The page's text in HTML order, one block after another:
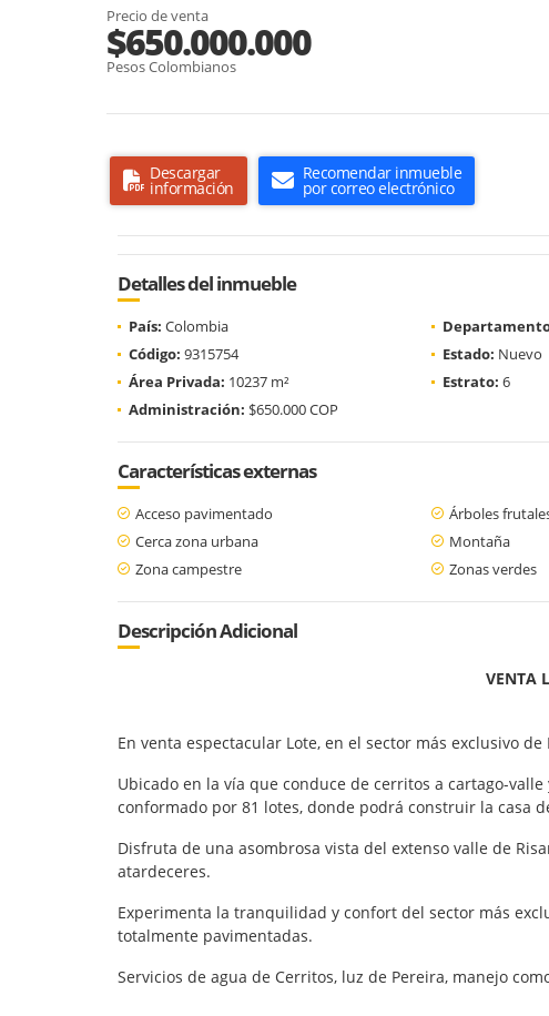
Precio de venta
$650.000.000
Pesos Colombianos
Descargar
información
Recomendar inmueble
por correo electrónico
Detalles del inmueble
País: Colombia
Código: 9315754 Estado: Nuevo
Área Privada: 10237 m² Estrato: 6
Administración: $650.000 COP
Características externas
Acceso pavimentado Árboles
Cerca zona urbana
Montaña
Zona campestre
Zonas verdes
Descripción Adicional
VENTA
En venta espectacular Lote, en el sector más exclusivo
Ubicado en la vía que conduce de cerritos a cartago-
conformado por 81 lotes, donde podrá construir la casa
Disfruta de una asombrosa vista del extenso valle de
atardeceres.
Experimenta la tranquilidad y confort del sector más
totalmente pavimentadas.
Servicios de agua de Cerritos, luz de Pereira, manejo